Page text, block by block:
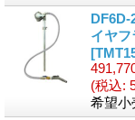
イヤ
[
(税込:
希望小